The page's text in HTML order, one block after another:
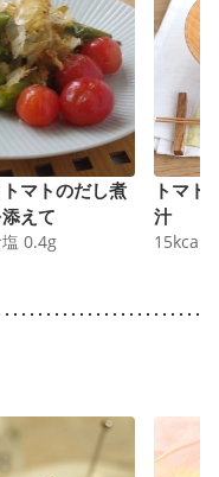
マトのだし煮
えて
0.4g
トマト
汁
15kcal